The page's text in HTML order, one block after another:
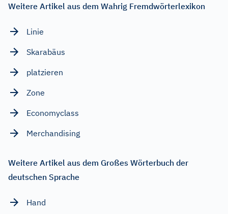
Weitere Artikel aus dem Wahrig Fremdwörterlexikon
Linie
Skarabäus
platzieren
Zone
Economyclass
Merchandising
Weitere Artikel aus dem Großes Wörterbuch der
deutschen Sprache
Hand